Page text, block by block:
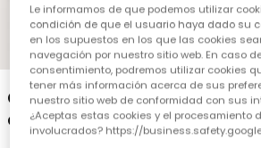
1 2 3 4 5
Camiseta punto niño
de gato
Le informamos de que podemos utilizar
condición de que el usuario haya dado su
en los supuestos en los que las cookies
navegación por nuestro sitio web. En caso
consentimiento, podremos utilizar cookies
tener más información acerca de sus
nuestro sitio web de conformidad con sus
¿Aceptas estas cookies y el procesamiento
involucrados? https://